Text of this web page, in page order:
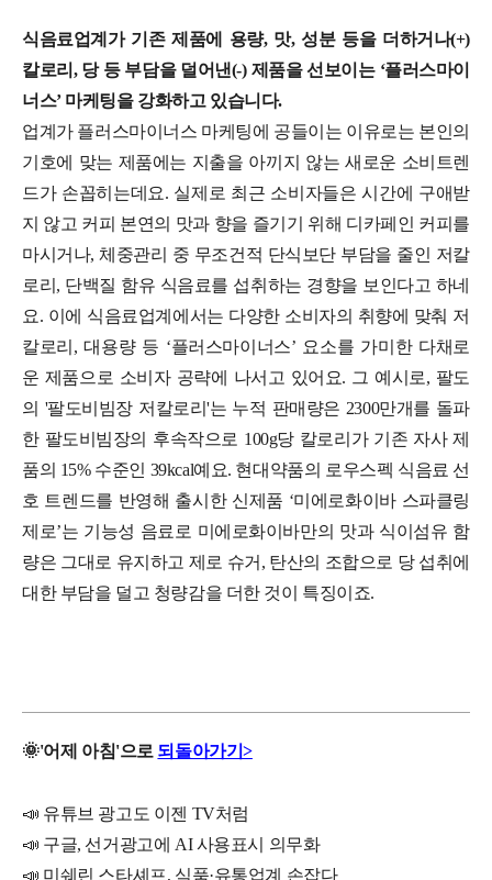
식음료업계가 기존 제품에 용량, 맛, 성분 등을 더하거나(+)
칼로리, 당 등 부담을 덜어낸(-) 제품을 선보이는 ‘플러스마이
너스’ 마케팅을 강화하고 있습니다.
업계가 플러스마이너스 마케팅에 공들이는 이유로는 본인의
기호에 맞는 제품에는 지출을 아끼지 않는 새로운 소비트렌
드가 손꼽히는데요. 실제로 최근 소비자들은 시간에 구애받
지 않고 커피 본연의 맛과 향을 즐기기 위해 디카페인 커피를
마시거나, 체중관리 중 무조건적 단식보단 부담을 줄인 저칼
로리, 단백질 함유 식음료를 섭취하는 경향을 보인다고 하네
요. 이에 식음료업계에서는 다양한 소비자의 취향에 맞춰 저
칼로리, 대용량 등 ‘플러스마이너스’ 요소를 가미한 다채로
운 제품으로 소비자 공략에 나서고 있어요. 그 예시로, 팔도
의 '팔도비빔장 저칼로리'는 누적 판매량은 2300만개를 돌파
한 팔도비빔장의 후속작으로 100g당 칼로리가 기존 자사 제
품의 15% 수준인 39kcal예요. 현대약품의 로우스펙 식음료 선
호 트렌드를 반영해 출시한 신제품 ‘미에로화이바 스파클링
제로’는 기능성 음료로 미에로화이바만의 맛과 식이섬유 함
량은 그대로 유지하고 제로 슈거, 탄산의 조합으로 당 섭취에
대한 부담을 덜고 청량감을 더한 것이 특징이죠.
🌞'어제 아침'으로 되돌아가기>
📣 유튜브 광고도 이젠 TV처럼
📣 구글, 선거광고에 AI 사용표시 의무화
📣 미쉐린 스타셰프, 식품·유통업계 손잡다